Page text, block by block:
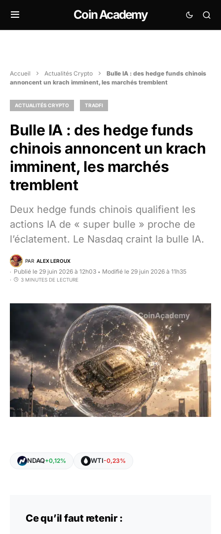
Coin Academy
Accueil Actualités Crypto
Bulle IA : des hedge funds chinois
annoncent un krach imminent, les marchés tremblent
ACTUALITÉS CRYPTO TRADFI
Bulle IA : des hedge funds
chinois annoncent un krach
imminent, les marchés
tremblent
Deux hedge funds chinois qualifient les
actions IA de « super bulle » proche de
l’éclatement. Le Nasdaq craint la bulle IA.
PAR ALEX LEROUX
Publié le 29 juin 2026 à 12h03 • Modifié le 29 juin 2026 à 11h35
3 MINUTES DE LECTURE
NDAQ+0,12% WTI-0,23%
Ce qu’il faut retenir :